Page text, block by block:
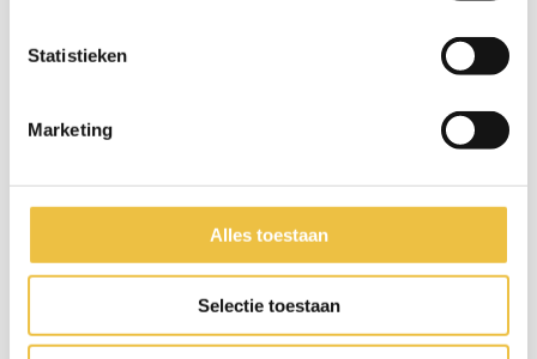
Statistieken
Marketing
Alles toestaan
Selectie toestaan